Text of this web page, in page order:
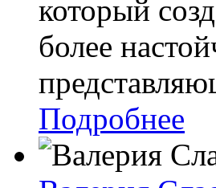
который
более
Подробнее